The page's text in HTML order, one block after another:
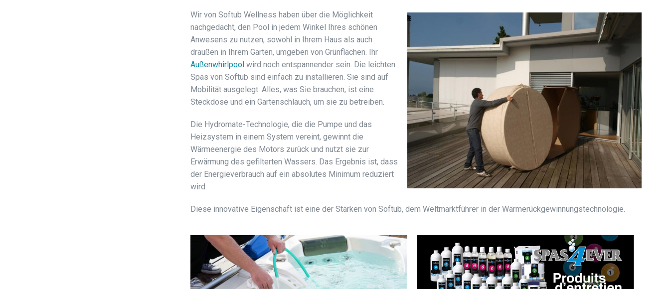
Wir von Softub Wellness haben über die Möglichkeit
nachgedacht, den Pool in jedem Winkel Ihres schönen
Anwesens zu nutzen, sowohl in Ihrem Haus als auch
draußen in Ihrem Garten, umgeben von Grünflächen. Ihr
Außenwhirlpool wird noch entspannender sein. Die leichten
Spas von Softub sind einfach zu installieren. Sie sind auf
Mobilität ausgelegt. Alles, was Sie brauchen, ist eine
Steckdose und ein Gartenschlauch, um sie zu betreiben.
Die Hydromate-Technologie, die die Pumpe und das
Heizsystem in einem System vereint, gewinnt die
Wärmeenergie des Motors zurück und nutzt sie zur
Erwärmung des gefilterten Wassers. Das Ergebnis ist, dass
der Energieverbrauch auf ein absolutes Minimum reduziert
wird.
Diese innovative Eigenschaft ist eine der Stärken von Softub, dem Weltmarktführer in der Wärmerückgewinnungstechnologie.